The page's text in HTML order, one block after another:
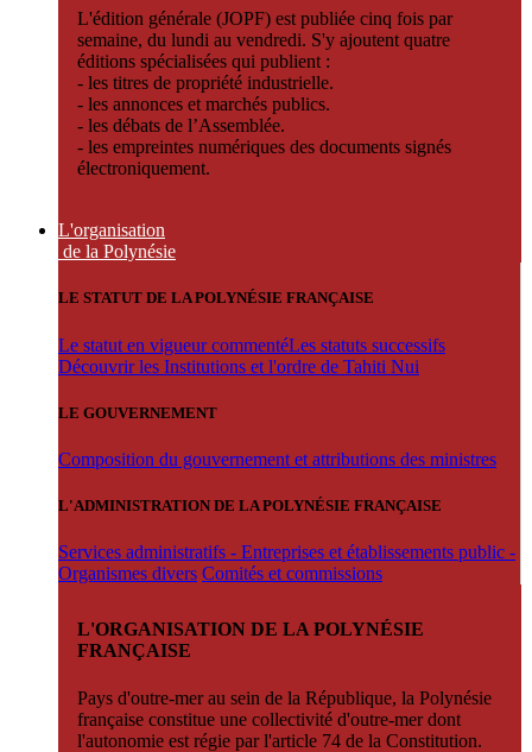
L'édition générale (JOPF) est publiée cinq fois par
semaine, du lundi au vendredi. S'y ajoutent quatre
éditions spécialisées qui publient :
- les titres de propriété industrielle.
- les annonces et marchés publics.
- les débats de l’Assemblée.
- les empreintes numériques des documents signés
électroniquement.
L'organisation
de la Polynésie
LE STATUT DE LA POLYNÉSIE FRANÇAISE
Le statut en vigueur commentéLes statuts successifs
Découvrir les Institutions et l'ordre de Tahiti Nui
LE GOUVERNEMENT
Composition du gouvernement et attributions des ministres
L'ADMINISTRATION DE LA POLYNÉSIE FRANÇAISE
Services administratifs - Entreprises et établissements public -
Organismes divers Comités et commissions
L'ORGANISATION DE LA POLYNÉSIE
FRANÇAISE
Pays d'outre-mer au sein de la République, la Polynésie
française constitue une collectivité d'outre-mer dont
l'autonomie est régie par l'article 74 de la Constitution.